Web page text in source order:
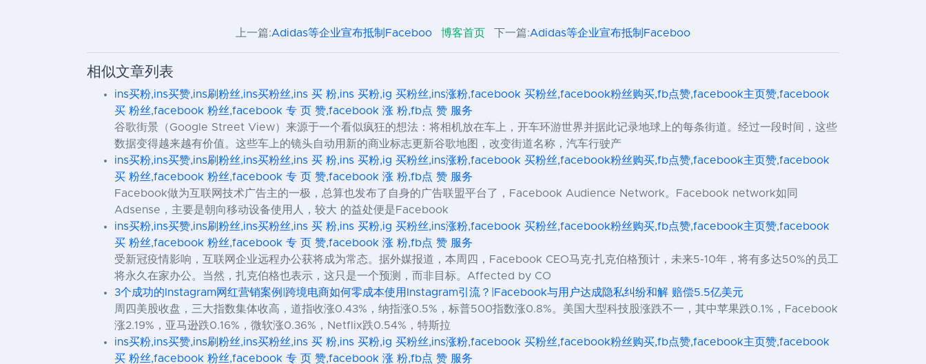
上一篇:Adidas等企业宣布抵制Faceboo 博客首页 下一篇:Adidas等企业宣布抵制Faceboo
相似文章列表
ins买粉,ins买赞,ins刷粉丝,ins买粉丝,ins 买 粉,ins 买粉,ig 买粉丝,ins涨粉,facebook 买粉丝,facebook粉丝购买,fb点赞,facebook主页赞,facebook
买 粉丝,facebook 粉丝,facebook 专 页 赞,facebook 涨 粉,fb点 赞 服务
谷歌街景（Google Street View）来源于一个看似疯狂的想法：将相机放在车上，开车环游世界并据此记录地球上的每条街道。经过一段时间，这些
数据变得越来越有价值。这些车上的镜头自动用新的商业标志更新谷歌地图，改变街道名称，汽车行驶产
ins买粉,ins买赞,ins刷粉丝,ins买粉丝,ins 买 粉,ins 买粉,ig 买粉丝,ins涨粉,facebook 买粉丝,facebook粉丝购买,fb点赞,facebook主页赞,facebook
买 粉丝,facebook 粉丝,facebook 专 页 赞,facebook 涨 粉,fb点 赞 服务
Facebook做为互联网技术广告主的一极，总算也发布了自身的广告联盟平台了，Facebook Audience Network。Facebook network如同
Adsense，主要是朝向移动设备使用人，较大 的益处便是Facebook
ins买粉,ins买赞,ins刷粉丝,ins买粉丝,ins 买 粉,ins 买粉,ig 买粉丝,ins涨粉,facebook 买粉丝,facebook粉丝购买,fb点赞,facebook主页赞,facebook
买 粉丝,facebook 粉丝,facebook 专 页 赞,facebook 涨 粉,fb点 赞 服务
受新冠疫情影响，互联网企业远程办公获将成为常态。据外媒报道，本周四，Facebook CEO马克·扎克伯格预计，未来5-10年，将有多达50%的员工
将永久在家办公。当然，扎克伯格也表示，这只是一个预测，而非目标。Affected by CO
3个成功的Instagram网红营销案例|跨境电商如何零成本使用Instagram引流？|Facebook与用户达成隐私纠纷和解 赔偿5.5亿美元
周四美股收盘，三大指数集体收高，道指收涨0.43%，纳指涨0.5%，标普500指数涨0.8%。美国大型科技股涨跌不一，其中苹果跌0.1%，Facebook
涨2.19%，亚马逊跌0.16%，微软涨0.36%，Netflix跌0.54%，特斯拉
ins买粉,ins买赞,ins刷粉丝,ins买粉丝,ins 买 粉,ins 买粉,ig 买粉丝,ins涨粉,facebook 买粉丝,facebook粉丝购买,fb点赞,facebook主页赞,facebook
买 粉丝,facebook 粉丝,facebook 专 页 赞,facebook 涨 粉,fb点 赞 服务